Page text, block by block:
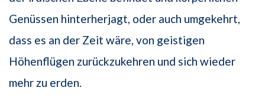
Genüssen hinterherjagt, oder auch umgekehrt,
dass es an der Zeit wäre, von geistigen
Höhenflügen zurückzukehren und sich wieder
mehr zu erden.